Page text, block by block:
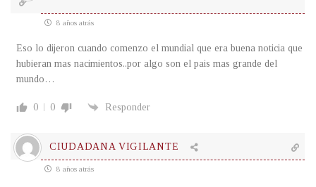
8 años atrás
Eso lo dijeron cuando comenzo el mundial que era buena noticia que
hubieran mas nacimientos..por algo son el pais mas grande del
mundo…
0 0 Responder
CIUDADANA VIGILANTE
8 años atrás